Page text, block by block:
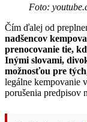
Foto:
Čím ďalej od
nadšencov
prenocovanie tie,
Inými slovami,
možnosťou pre
legálne kempovanie
porušenia predpisov